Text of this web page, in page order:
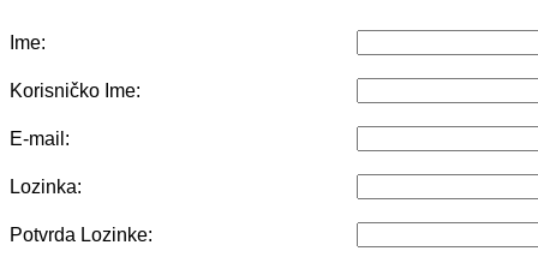
Ime:
Korisničko Ime:
E-mail:
Lozinka:
Potvrda Lozinke: